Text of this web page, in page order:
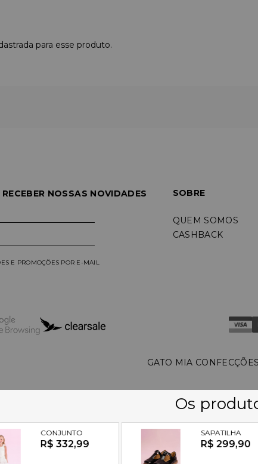
para esse produto.
NOSSAS NOVIDADES
E PROMOÇÕES POR E-MAIL
SOBRE
QUEM SOMOS
CASHBACK
GATO MIA